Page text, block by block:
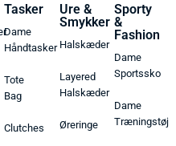
Tasker
Dame
Håndtasker
Tote
Bag
Clutches
Ure &
Smykker
Halskæder
Layered
Halskæder
Øreringe
Sporty
&
Fashion
Dame
Sportssko
Dame
Træningstøj